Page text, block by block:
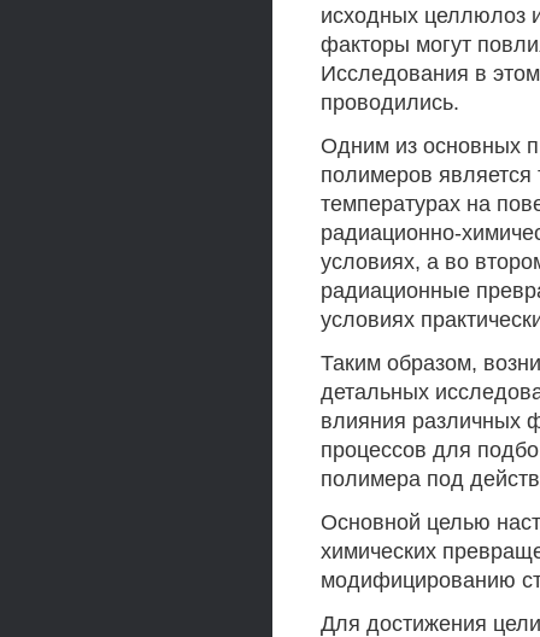
исходных целлюлоз
факторы могут
Исследования в
проводились.
Одним из основных
полимеров является
температурах на
радиационно-
условиях, а во
радиационные
условиях
Таким образом,
детальных
влияния различных
процессов для
полимера под
Основной целью
химических
модифицированию
Для достижения